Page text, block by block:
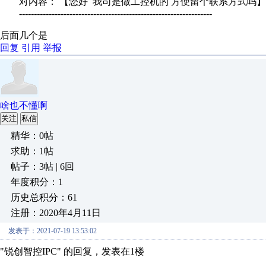
-----------------------------------------------------------------
后面几个是
回复 引用 举报
啥也不懂啊
关注 私信
精华：0帖
求助：1帖
帖子：3帖 | 6回
年度积分：1
历史总积分：61
注册：2020年4月11日
发表于：2021-07-19 13:53:02
"锐创智控IPC" 的回复，发表在1楼